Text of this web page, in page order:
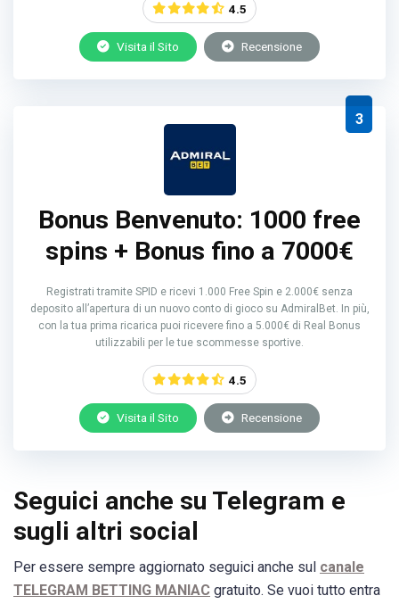
4.5
Visita il Sito Recensione
3
Bonus Benvenuto: 1000 free
spins + Bonus fino a 7000€
Registrati tramite SPID e ricevi 1.000 Free Spin e 2.000€ senza
deposito all’apertura di un nuovo conto di gioco su AdmiralBet. In più,
con la tua prima ricarica puoi ricevere fino a 5.000€ di Real Bonus
utilizzabili per le tue scommesse sportive.
4.5
Visita il Sito Recensione
Seguici anche su Telegram e
sugli altri social
Per essere sempre aggiornato seguici anche sul canale
TELEGRAM BETTING MANIAC gratuito. Se vuoi tutto entra